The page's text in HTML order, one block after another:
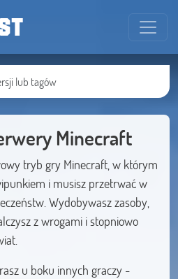
Minecraft
tryb gry Minecraft, w którym
i musisz przetrwać w
Wydobywasz zasoby,
z wrogami i stopniowo
u boku innych graczy -